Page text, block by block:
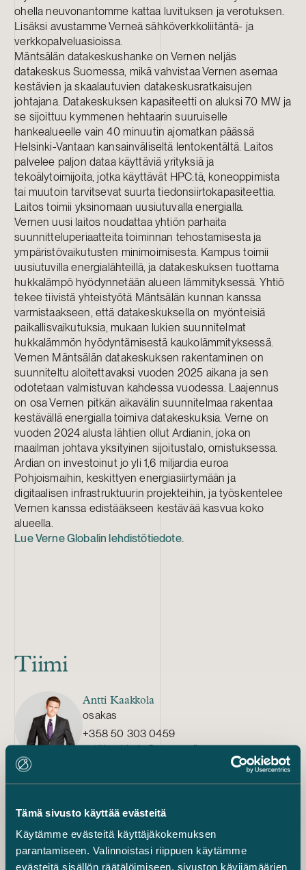
Tämä sivusto käyttää evästeitä
Käytämme evästeitä käyttäjäkokemuksen
parantamiseen. Valinnoistasi riippuen käytämme
evästeitä sisällön räätälöimiseen, sivuston kävijämäärien
ohella neuvonantomme kattaa luvituksen ja verotuksen.
Lisäksi avustamme Verneä sähköverkkoliitäntä- ja
verkkopalveluasioissa.
Mäntsälän datakeskushanke on Vernen neljäs
datakeskus Suomessa, mikä vahvistaa Vernen asemaa
kestävien ja skaalautuvien datakeskusratkaisujen
johtajana. Datakeskuksen kapasiteetti on aluksi 70 MW ja
se sijoittuu kymmenen hehtaarin suuruiselle
hankealueelle vain 40 minuutin ajomatkan päässä
Helsinki-Vantaan kansainväliseltä lentokentältä. Laitos
palvelee paljon dataa käyttäviä yrityksiä ja
tekoälytoimijoita, jotka käyttävät HPC:tä, koneoppimista
tai muutoin tarvitsevat suurta tiedonsiirtokapasiteettia.
Laitos toimii yksinomaan uusiutuvalla energialla.
Vernen uusi laitos noudattaa yhtiön parhaita
suunnitteluperiaatteita toiminnan tehostamisesta ja
ympäristövaikutusten minimoimisesta. Kampus toimii
uusiutuvilla energialähteillä, ja datakeskuksen tuottama
hukkalämpö hyödynnetään alueen lämmityksessä. Yhtiö
tekee tiivistä yhteistyötä Mäntsälän kunnan kanssa
varmistaakseen, että datakeskuksella on myönteisiä
paikallisvaikutuksia, mukaan lukien suunnitelmat
hukkalämmön hyödyntämisestä kaukolämmityksessä.
Vernen Mäntsälän datakeskuksen rakentaminen on
suunniteltu aloitettavaksi vuoden 2025 aikana ja sen
odotetaan valmistuvan kahdessa vuodessa. Laajennus
on osa Vernen pitkän aikavälin suunnitelmaa rakentaa
kestävällä energialla toimiva datakeskuksia. Verne on
vuoden 2024 alusta lähtien ollut Ardianin, joka on
maailman johtava yksityinen sijoitustalo, omistuksessa.
Ardian on investoinut jo yli 1,6 miljardia euroa
Pohjoismaihin, keskittyen energiasiirtymään ja
digitaalisen infrastruktuurin projekteihin, ja työskentelee
Vernen kanssa edistääkseen kestävää kasvua koko
alueella.
Lue Verne Globalin lehdistötiedote.
Tiimi
Antti Kaakkola
osakas
+358 50 303 0459
antti.kaakkola@castren.fi
Elina Marttala
+358 20 776 5304
elina.marttala@castren.fi
Jessica Salmia